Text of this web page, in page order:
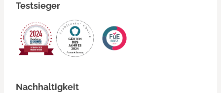
Testsieger
Nachhaltigkeit